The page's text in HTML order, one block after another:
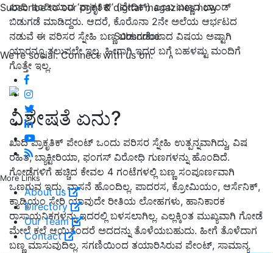
Subscribe to our print & digital magazines now
Subscribe
We're social. Connect with us on:
More Links
About us
Directory
Our Team
Contact
ಖಾದಿ ಇಂಡಿಯಾದ ‘ಪ್ರಾಕೃತಿಕ್’ (ವೇದಿಕ್) ಎಂಬ ಬಣ್ಣದ ಬ್ರಾಂಡ್
ಬಿಡುಗಡೆ ಮಾಡಿದ್ದರು. ಆದರೆ, ಕೊರೊನಾ 2ನೇ ಅಲೆಯ ಆರ್ಭಟದ
ನಡುವೆ ಈ ಪರಿಸರ ಸ್ನೇಹಿ ಬಣ್ಣ ಬಿಡುಗಡೆಯಾದ ವಿಷಯ ಅಷ್ಟಾಗಿ
ಯಾರನ್ನೂ ತಲುಪಲೇ ಇಲ್ಲ. ಹೀಗಾಗಿ ಇದರ ಬಗ್ಗೆ ಬಹಳಷ್ಟು ಮಂದಿಗೆ
ಗೊತ್ತೇ ಇಲ್ಲ.
ವಿಶೇಷತೆ ಏನು?
ಖಾದಿ ಪ್ರಾಕೃತಿಕ್ ಪೇಂಟ್ ಒಂದು ಪರಿಸರ ಸ್ನೇಹಿ ಉತ್ಪನ್ನವಾಗಿದ್ದು, ವಿಷ
ರಹಿತ, ಬ್ಯಾಕ್ಟೀರಿಯಾ, ಫಂಗಸ್ ವಿರೋಧಿ ಗುಣಗಳನ್ನು ಹೊಂದಿದೆ.
ಗೋಡೆಗಳಿಗೆ ಹಚ್ಚಿದ ಕೇವಲ 4 ಗಂಟೆಗಳಲ್ಲಿ ಬಣ್ಣ ಸಂಪೂರ್ಣವಾಗಿ
ಒಣಗುವ ಇದು, ವಾಸನೆ ಹೊಂದಿಲ್ಲ. ಪಾದರಸ, ಕ್ರೋಮಿಯಂ, ಆರ್ಸೆನಿಕ್,
ಕ್ಯಾಡ್ಮಿಯಂ ಸೇರಿ ಯಾವುದೇ ರೀತಿಯ ಲೋಹಗಳು, ಹಾನಿಕಾರಕ
ರಾಸಾಯನಿಕಗಳನ್ನು ಇದರಲ್ಲಿ ಬಳಸಲಾಗಿಲ್ಲ. ಎಲ್ಲಕ್ಕಿಂತ ಮುಖ್ಯವಾಗಿ ಗೋಡೆ
ಮೇಲೆ ಕಲೆ ಆಯಿತೆಂದರೆ ಅದದನ್ನು ತೊಳೆಯಬಹುದು. ಹೀಗೆ ತೊಳೆದಾಗ
ಬಣ್ಣ ಮಾಸುವುದಿಲ್ಲ. ಸಗಣಿಯಿಂದ ತಯಾರಿಸಿರುವ ಪೇಂಟ್, ಸಾಮಾನ್ಯ